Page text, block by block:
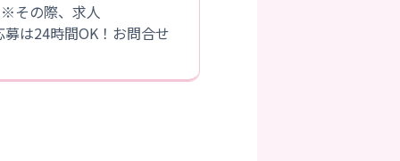
その際、求人
は24時間OK！お問合せ